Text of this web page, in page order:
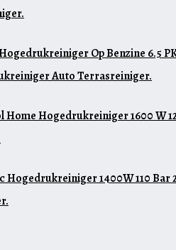
Op Benzine 6.5
Auto Terrasreiniger.
Home Hogedrukreiniger 1600 W
Hogedrukreiniger 1400W 110 Bar